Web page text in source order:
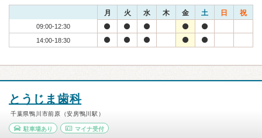
月 火 水 木 金 土 日 祝
09:00-12:30
14:00-18:30
とうじま歯科
千葉県鴨川市前原（安房鴨川駅）
駐車場あり マイナ受付